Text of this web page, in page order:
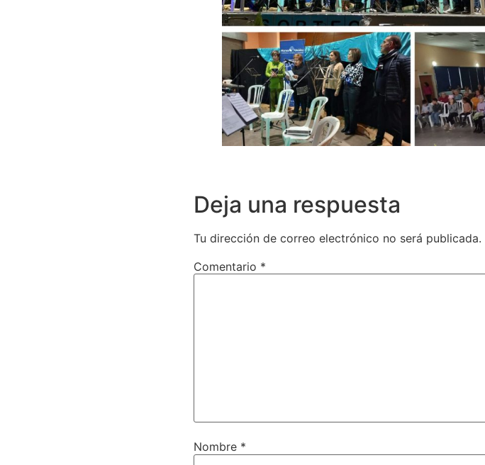
Deja una respuesta
Tu dirección de correo electrónico no será publicada.
Comentario *
Nombre *